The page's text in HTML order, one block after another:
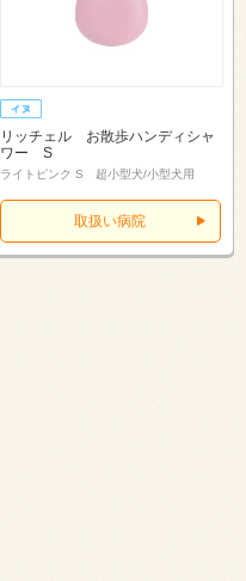
リッチェル お散歩ハンディシャ
ワー S
ライトピンク S 超小型犬/小型犬用
取扱い病院